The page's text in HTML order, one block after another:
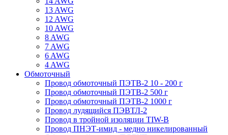
13 AWG
12 AWG
10 AWG
8 AWG
7 AWG
6 AWG
4 AWG
Обмоточный
Провод обмоточный ПЭТВ-2 10 - 200 г
Провод обмоточный ПЭТВ-2 500 г
Провод обмоточный ПЭТВ-2 1000 г
Провод лудящийся ПЭВТЛ-2
Провод в тройной изоляции TIW-B
Провод ПНЭТ-имид - медно никелированный